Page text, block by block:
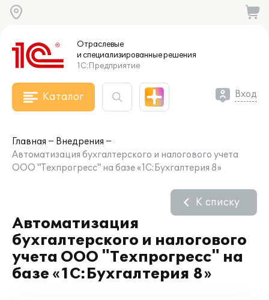
Отраслевые
и специализированныерешения
1С:Предприятие
Каталог Вход
Главная
Внедрения
Автоматизация бухгалтерского и налогового учета
ООО "Техпрогресс" на базе «1С:Бухгалтерия 8»
Автоматизация
бухгалтерского и налогового
учета ООО "Техпрогресс" на
базе «1С:Бухгалтерия 8»
К списку